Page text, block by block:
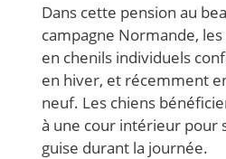
Dans cette pension au
campagne Normande,
en chenils individuels
en hiver, et récemment
neuf. Les chiens
à une cour intérieur pour
guise durant la journée.